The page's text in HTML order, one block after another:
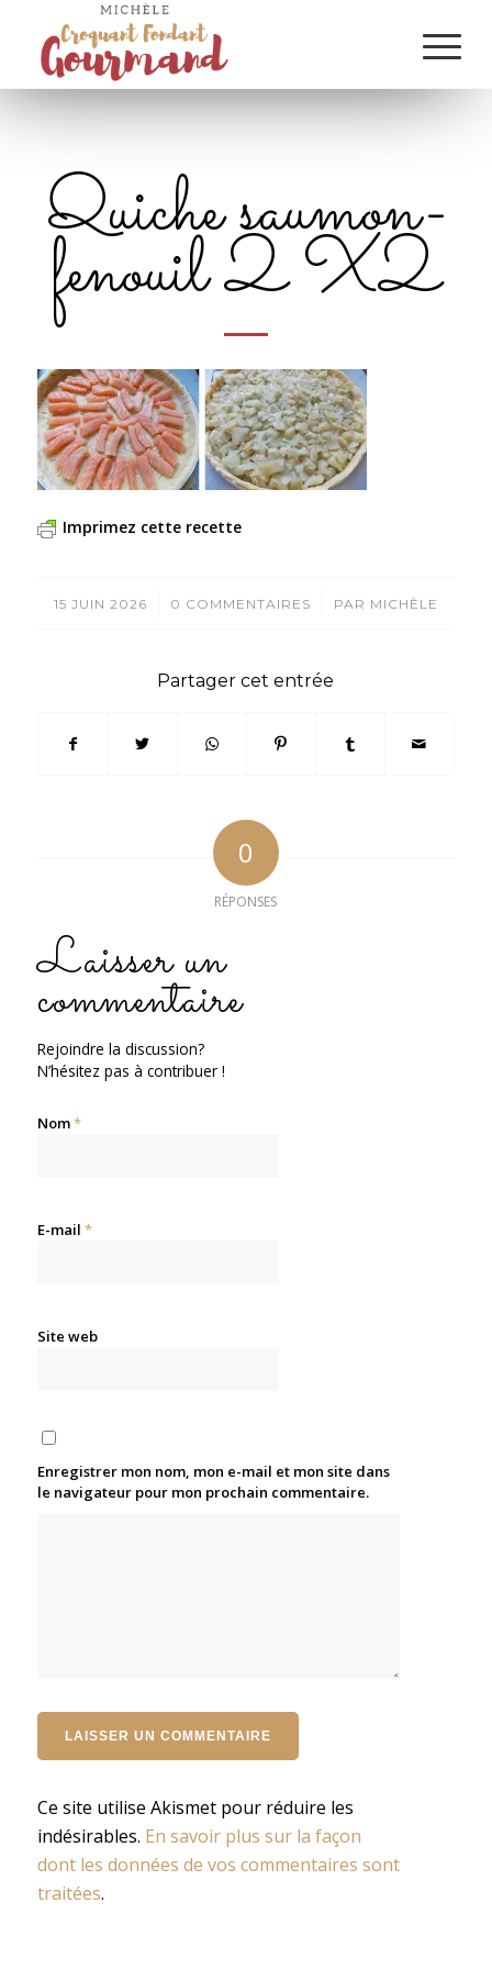
Quiche saumon-
fenouil 2 X2
Imprimez cette recette
15 JUIN 2026
/ 0 COMMENTAIRES
/ PAR MICHÈLE
Partager cet entrée
0
RÉPONSES
Laisser un
commentaire
Rejoindre la discussion?
N’hésitez pas à contribuer !
Nom*
E-mail *
Site web
Enregistrer mon nom, mon e-mail et mon site dans
le navigateur pour mon prochain commentaire.
Ce site utilise Akismet pour réduire les
indésirables. En savoir plus sur la façon
dont les données de vos commentaires sont
traitées.